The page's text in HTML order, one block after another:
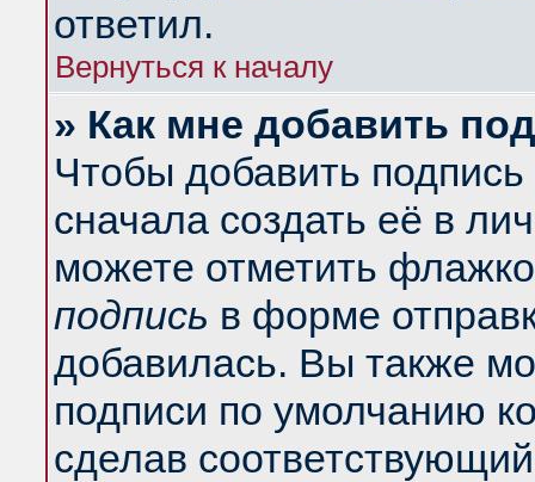
ответил.
Вернуться к началу
» Как мне добавить
Чтобы добавить
сначала создать её в
можете отметить
подпись в форме
добавилась. Вы также
подписи по умолчанию
сделав